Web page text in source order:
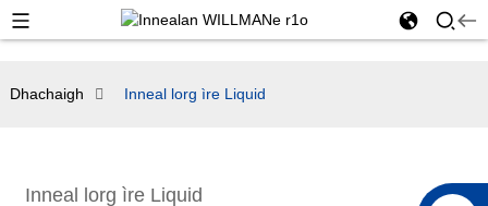
Dhachaigh Inneal lorg ìre Liquid
Inneal lorg ìre Liquid